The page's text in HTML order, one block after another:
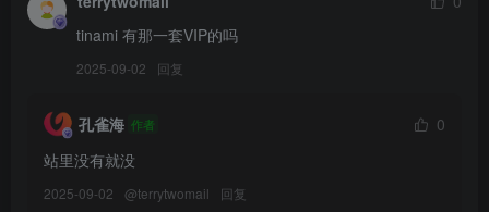
[MiiTao蜜桃社] 2016.05.25 Vol.009 Banny
[MiiTao蜜桃社] 2016.05.04 Vol.008 萌美Moemi
[MiiTao蜜桃社] 2016.04.25 Vol.007 许思铭
[MiiTao蜜桃社] 2016.04.16 Vol.005 李洁
[MiiTao蜜桃社] 2016.03.29 Vol.004 若伊
[MiiTao蜜桃社] 2016.03.23 Vol.003 彩豆豆Amaris
tinami 有那一套VIP的吗
2025-09-02 回复
孔雀海 作者
0
站里没有就没
2025-09-02 @terrytwomail 回复